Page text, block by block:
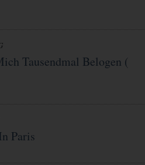
Tausendmal Belogen (
Paris